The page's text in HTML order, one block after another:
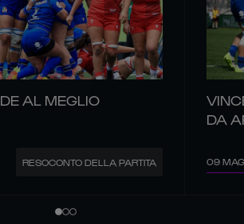
AL MEGLIO
RESOCONTO DELLA PARTITA
DA
09 MAG